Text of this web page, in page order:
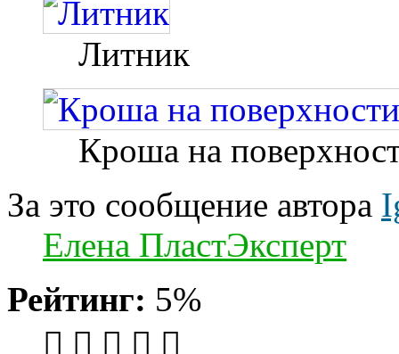
Литник
Кроша на
За это сообщение автора
Елена ПластЭксперт
Рейтинг: 5%